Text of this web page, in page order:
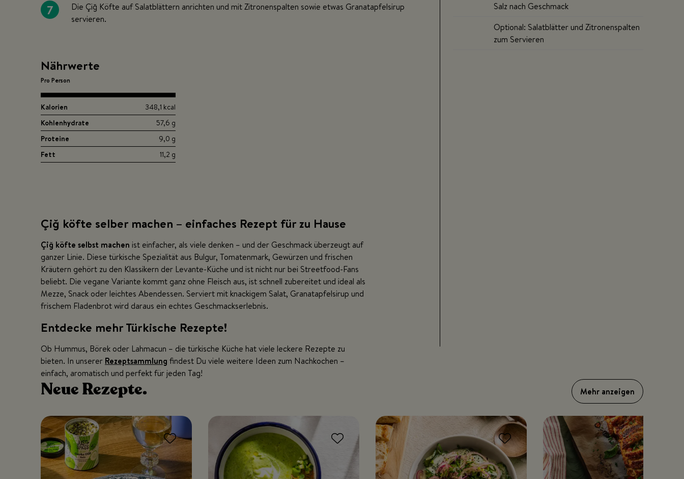
Salz nach Geschmack
Optional: Salatblätter und Zitronenspalten
zum Servieren
7
Die Çiğ Köfte auf Salatblättern anrichten und mit Zitronenspalten sowie etwas Granatapfelsirup
servieren.
Nährwerte
Pro Person
Kalorien
348,1 kcal
Kohlenhydrate
57,6 g
Proteine
9,0 g
Fett
11,2 g
Çiğ köfte selber machen – einfaches Rezept für zu Hause
Çiğ köfte selbst machen ist einfacher, als viele denken – und der Geschmack überzeugt auf
ganzer Linie. Diese türkische Spezialität aus Bulgur, Tomatenmark, Gewürzen und frischen
Kräutern gehört zu den Klassikern der Levante-Küche und ist nicht nur bei Streetfood-Fans
beliebt. Die vegane Variante kommt ganz ohne Fleisch aus, ist schnell zubereitet und ideal als
Mezze, Snack oder leichtes Abendessen. Serviert mit knackigem Salat, Granatapfelsirup und
frischem Fladenbrot wird daraus ein echtes Geschmackserlebnis.
Entdecke mehr Türkische Rezepte!
Ob Hummus, Börek oder Lahmacun – die türkische Küche hat viele leckere Rezepte zu
bieten. In unserer Rezeptsammlung findest Du viele weitere Ideen zum Nachkochen –
einfach, aromatisch und perfekt für jeden Tag!
NeueRezepte. Mehr anzeigen